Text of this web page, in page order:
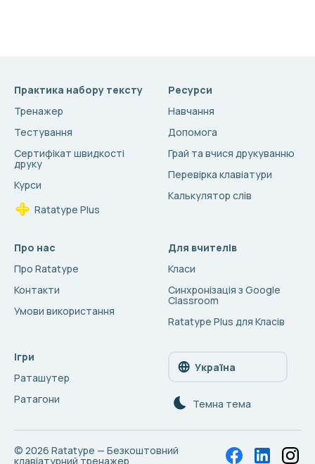
Практика набору тексту
Тренажер
Тестування
Сертифікат швидкості
друку
Курси
Ratatype Plus
Ресурси
Навчання
Допомога
Грай та вчися друкуванню
Перевірка клавіатури
Калькулятор слів
Про нас
Про Ratatype
Контакти
Умови використання
Для вчителів
Класи
Синхронізація з Google
Classroom
Ratatype Plus для Класів
Ігри
Раташутер
Ратагони
Україна
Темна тема
© 2026 Ratatype — Безкоштовний
клавіатурний тренажер